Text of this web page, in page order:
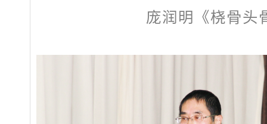
庞润明《桡骨头